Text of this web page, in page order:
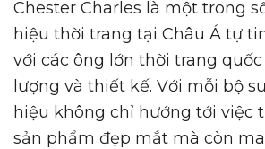
Chester Charles là một trong
hiệu thời trang tại Châu Á tự
với các ông lớn thời trang
lượng và thiết kế. Với mỗi bộ
hiệu không chỉ hướng tới việc
sản phẩm đẹp mắt mà còn